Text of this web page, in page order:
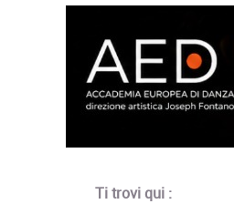
Ti trovi qui :